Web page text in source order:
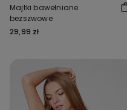
Majtki bawełniane
bezszwowe
29,99 zł